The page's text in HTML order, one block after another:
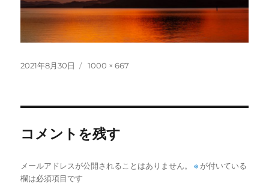
投
2021年8月30日
フ
1000 × 667
コメントを残す
メールアドレスが公開されることはありません。 ※ が付いている
欄は必須項目です